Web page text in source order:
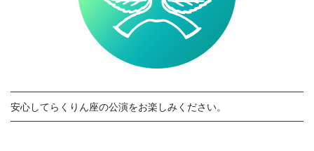
安心してらくりん座の公演をお楽しみください。